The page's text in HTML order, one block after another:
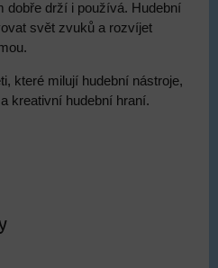
dobře drží i používá. Hudební
svět zvuků a rozvíjet
které milují hudební nástroje,
kreativní hudební hraní.